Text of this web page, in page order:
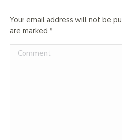
Your email address will not be
are marked *
Comment